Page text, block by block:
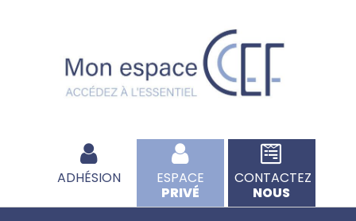
ADHÉSION
ESPACE
PRIVÉ
CONTACTEZ
NOUS